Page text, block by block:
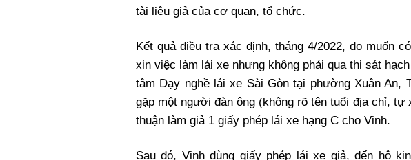
tài liệu giả của cơ quan, tổ chức.
Kết quả điều tra xác định, tháng 4/2022, do muốn
xin việc làm lái xe nhưng không phải qua thi sát
tâm Dạy nghề lái xe Sài Gòn tại phường Xuân An,
gặp một người đàn ông (không rõ tên tuổi địa chỉ,
thuận làm giả 1 giấy phép lái xe hạng C cho Vinh.
Sau đó, Vinh dùng giấy phép lái xe giả, đến hộ